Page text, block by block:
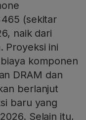
(sekitar
naik dari
Proyeksi ini
komponen
DRAM dan
berlanjut
baru yang
Selain itu,